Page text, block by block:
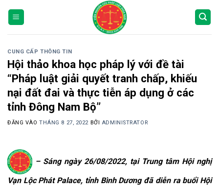
CUNG CẤP THÔNG TIN
Hội thảo khoa học pháp lý với đề tài
“Pháp luật giải quyết tranh chấp, khiếu
nại đất đai và thực tiễn áp dụng ở các
tỉnh Đông Nam Bộ”
ĐĂNG VÀOTHÁNG 8 27, 2022 BỞI ADMINISTRATOR
– Sáng ngày 26/08/2022, tại Trung tâm Hội nghị
Vạn Lộc Phát Palace, tỉnh Bình Dương đã diễn ra buổi Hội